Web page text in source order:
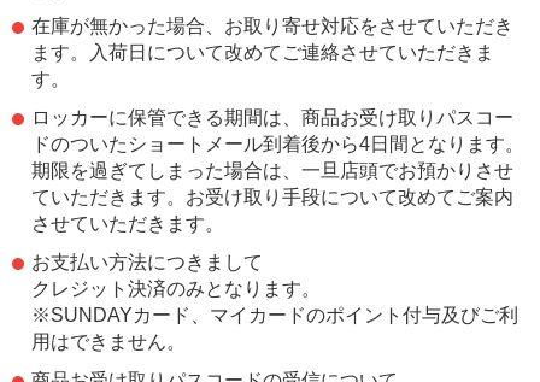
在庫が無かった場合、お取り寄せ対応をさせていただき
ます。入荷日について改めてご連絡させていただきま
す。
ロッカーに保管できる期間は、商品お受け取りパスコー
ドのついたショートメール到着後から4日間となります。
期限を過ぎてしまった場合は、一旦店頭でお預かりさせ
ていただきます。お受け取り手段について改めてご案内
させていただきます。
お支払い方法につきまして
クレジット決済のみとなります。
※SUNDAYカード、マイカードのポイント付与及びご利
用はできません。